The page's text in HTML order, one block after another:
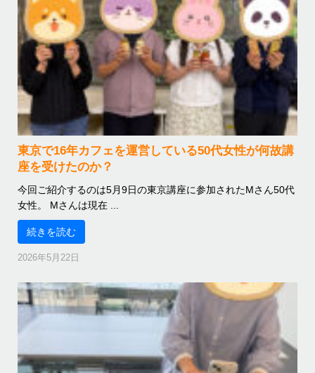
東京で16年カフェを運営している50代女性が何故講
座を受けたのか？
今回ご紹介するのは5月9日の東京講座に参加されたMさん50代
女性。 Mさんは現在 ...
続きを読む
2026年5月22日